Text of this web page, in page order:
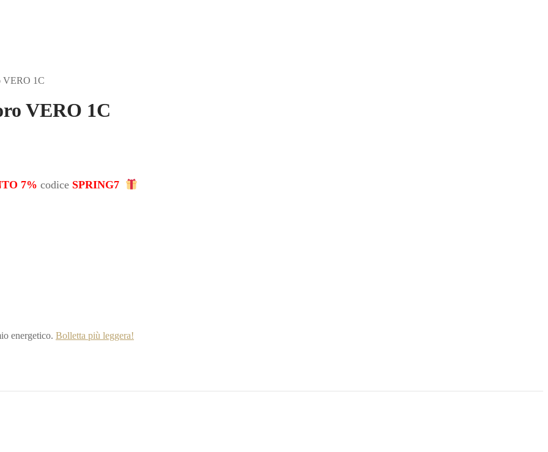
VERO 1C
VERO 1C
7% codice SPRING7
energetico. Bolletta più leggera!